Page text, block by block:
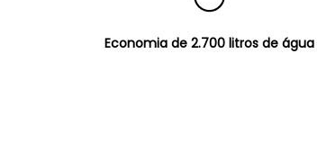
Economia de 2.700 litros de água